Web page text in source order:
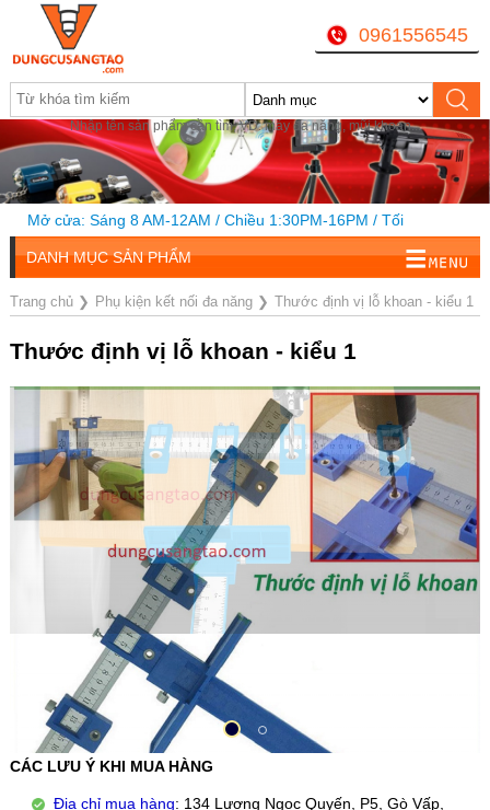
Nhập tên sản phẩm cần tìm, VD: máy đa năng, mũi khoan...
0961556545
Mở cửa: Sáng 8 AM-12AM / Chiều 1:30PM-16PM / Tối
18h-20h
DANH MỤC SẢN PHẨM
Trang chủ❯ Phụ kiện kết nối đa năng❯ Thước định vị lỗ khoan - kiểu 1
Thước định vị lỗ khoan - kiểu 1